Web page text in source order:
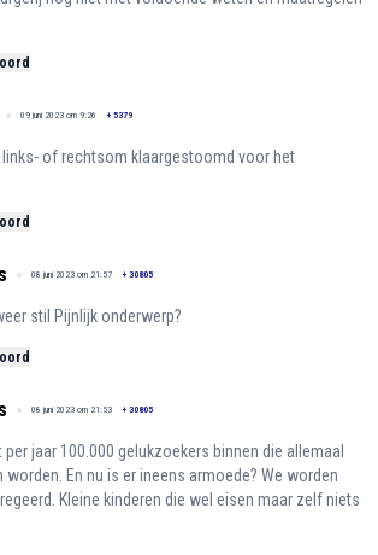
09 juni 2023 om 9:26 + 5379
links- of rechtsom klaargestoomd voor het
08 juni 2023 om 21:57 + 30805
stil Pijnlijk onderwerp?
08 juni 2023 om 21:53 + 30805
jaar 100.000 gelukzoekers binnen die allemaal
worden. En nu is er ineens armoede? We worden
Kleine kinderen die wel eisen maar zelf niets